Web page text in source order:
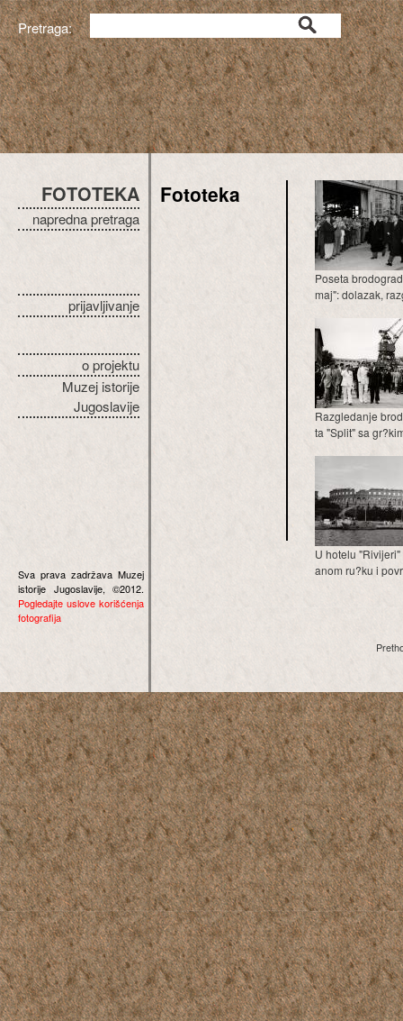
Pretraga:
FOTOTEKA
napredna pretraga
prijavljivanje
o projektu
Muzej istorije
Jugoslavije
Sva prava zadržava Muzej
istorije Jugoslavije, ©2012.
Pogledajte uslove korišćenja
fotografija
Fototeka
Poseta
maj": dolazak,
Razgledanje
ta "Split" sa
U hotelu
anom ru?ku i